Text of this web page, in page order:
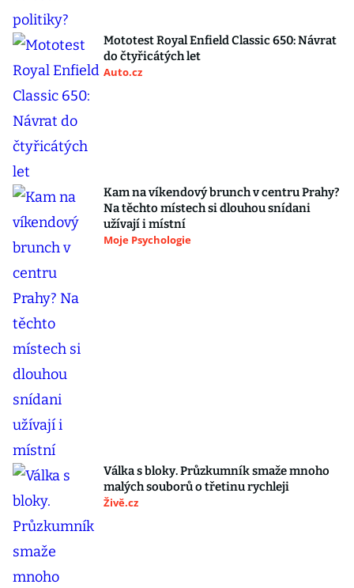
Mototest Royal Enfield Classic 650: Návrat
do čtyřicátých let
Auto.cz
Kam na víkendový brunch v centru Prahy?
Na těchto místech si dlouhou snídani
užívají i místní
Moje Psychologie
Válka s bloky. Průzkumník smaže mnoho
malých souborů o třetinu rychleji
Živě.cz